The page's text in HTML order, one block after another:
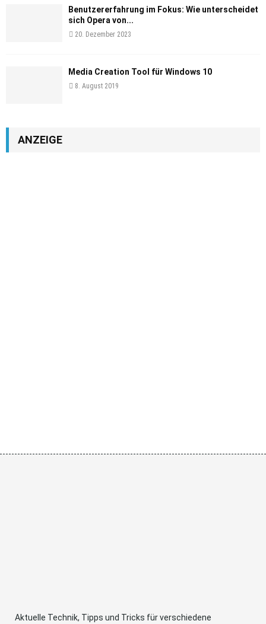
Benutzererfahrung im Fokus: Wie unterscheidet
sich Opera von...
20. Dezember 2023
Media Creation Tool für Windows 10
8. August 2019
ANZEIGE
Aktuelle Technik, Tipps und Tricks für verschiedene